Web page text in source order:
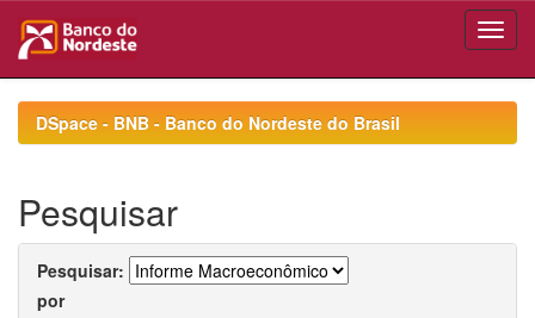
navigationDSpace - BNB - Banco do Nordeste do Brasil
Pesquisar
Pesquisar:
por